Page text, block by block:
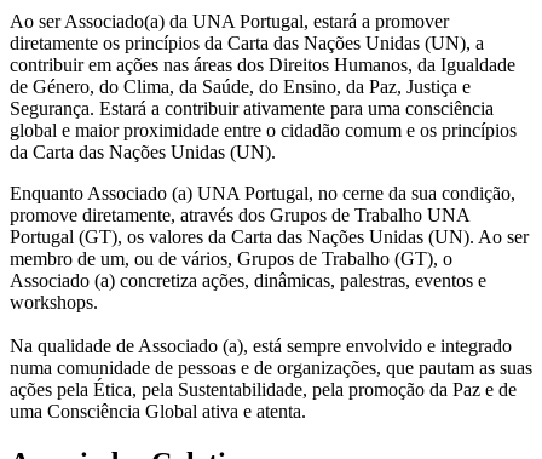
Ao ser Associado(a) da UNA Portugal, estará a promover
diretamente os princípios da Carta das Nações Unidas (UN), a
contribuir em ações nas áreas dos Direitos Humanos, da Igualdade
de Género, do Clima, da Saúde, do Ensino, da Paz, Justiça e
Segurança. Estará a contribuir ativamente para uma consciência
global e maior proximidade entre o cidadão comum e os princípios
da Carta das Nações Unidas (UN).
Enquanto Associado (a) UNA Portugal, no cerne da sua condição,
promove diretamente, através dos Grupos de Trabalho UNA
Portugal (GT), os valores da Carta das Nações Unidas (UN). Ao ser
membro de um, ou de vários, Grupos de Trabalho (GT), o
Associado (a) concretiza ações, dinâmicas, palestras, eventos e
workshops.
Na qualidade de Associado (a), está sempre envolvido e integrado
numa comunidade de pessoas e de organizações, que pautam as suas
ações pela Ética, pela Sustentabilidade, pela promoção da Paz e de
uma Consciência Global ativa e atenta.